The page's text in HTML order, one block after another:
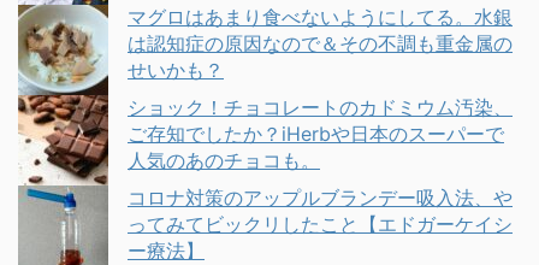
マグロはあまり食べないようにしてる。水銀
は認知症の原因なので＆その不調も重金属の
せいかも？
ショック！チョコレートのカドミウム汚染、
ご存知でしたか？iHerbや日本のスーパーで
人気のあのチョコも。
コロナ対策のアップルブランデー吸入法、や
ってみてビックリしたこと【エドガーケイシ
ー療法】